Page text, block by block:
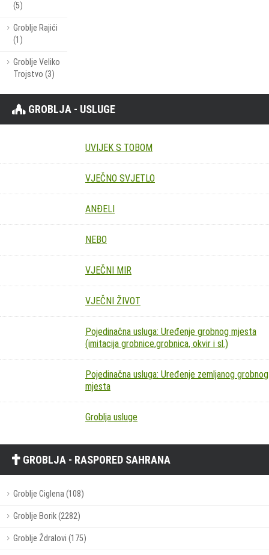
(5)
Groblje Rajići
(1)
Groblje Veliko
Trojstvo (3)
GROBLJA - USLUGE
UVIJEK S TOBOM
VJEČNO SVJETLO
ANĐELI
NEBO
VJEČNI MIR
VJEČNI ŽIVOT
Pojedinačna usluga: Uređenje grobnog mjesta
(imitacija grobnice,grobnica, okvir i sl.)
Pojedinačna usluga: Uređenje zemljanog grobnog
mjesta
Groblja usluge
GROBLJA - RASPORED SAHRANA
Groblje Ciglena (108)
Groblje Borik (2282)
Groblje Ždralovi (175)